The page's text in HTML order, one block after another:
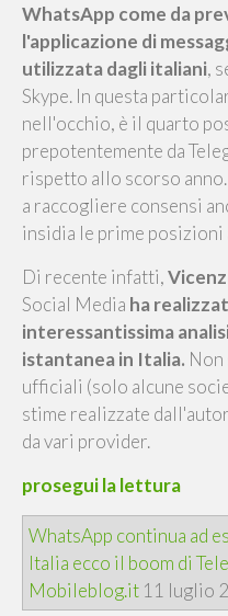
WhatsApp come da
l'applicazione di
utilizzata dagli italiani,
Skype. In questa
nell'occhio, è il quarto
prepotentemente da
rispetto allo scorso
a raccogliere consensi
insidia le prime
Di recente infatti,
Social Media ha
interessantissima
istantanea in Italia. Non
ufficiali (solo alcune
stime realizzate
da vari provider.
prosegui la lettura
WhatsApp continua ad
Italia ecco il boom di
Mobileblog.it 11 luglio